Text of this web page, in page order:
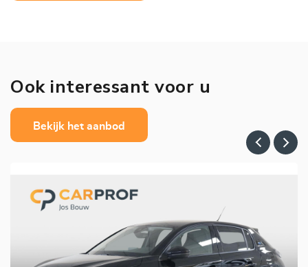
Ook interessant voor u
Bekijk het aanbod